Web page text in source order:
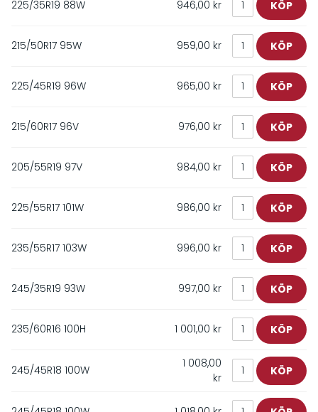
225/35R19 88W 946,00 kr
215/50R17 95W 959,00 kr
225/45R19 96W 965,00 kr
215/60R17 96V 976,00 kr
205/55R19 97V 984,00 kr
225/55R17 101W 986,00 kr
235/55R17 103W 996,00 kr
245/35R19 93W 997,00 kr
235/60R16 100H 1 001,00 kr
245/45R18 100W
1 008,00
kr